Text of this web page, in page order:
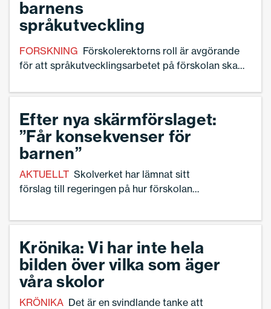
barnens
språkutveckling
FORSKNING Förskolerektorns roll är avgörande
för att språkutvecklings­arbetet på förskolan ska
systematiskt och med uthållighet – projekt kortare
pedagogikforskare Ann S. Pihlgren
Efter nya skärmförslaget:
”Får konsekvenser för
barnen”
AKTUELLT Skolverket har lämnat sitt
förslag till regeringen på hur förskolan
bland annat kraven på digitala verktyg
bredare ”lärverktyg”. – Det kommer bli
konsekvenser för de barn som behöver
det mest, säger förskolerektorn Jeanette
Kennerfalk.
Krönika: Vi har inte hela
bilden över vilka som äger
våra skolor
KRÖNIKA Det är en svindlande tanke att